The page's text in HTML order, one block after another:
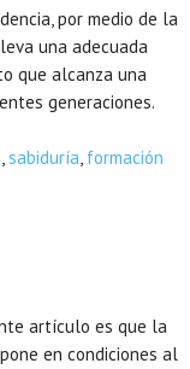
por medio de la
una adecuada
que alcanza una
generaciones.
,sabiduría, formación
artículo es que la
en condiciones al